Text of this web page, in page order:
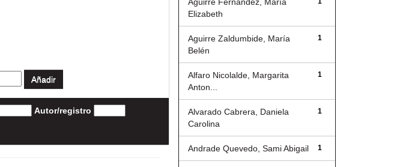
Autor/registro
Elizabeth
1
Aguirre Zaldumbide, María
Belén
1
Alfaro Nicolalde, Margarita
Anton...
1
Alvarado Cabrera, Daniela
Carolina
1
Andrade Quevedo, Sami Abigail